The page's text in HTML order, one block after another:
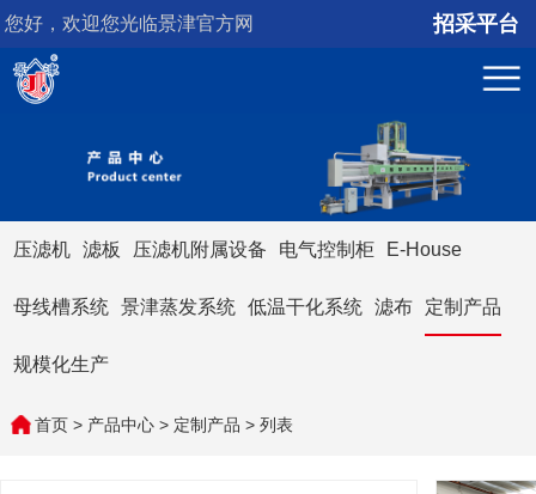
您好，欢迎您光临景津官方网
站！
招采平台
压滤机 滤板 压滤机附属设备 电气控制柜 E-House
母线槽系统 景津蒸发系统 低温干化系统 滤布 定制产品
规模化生产
首页> 产品中心> 定制产品 > 列表